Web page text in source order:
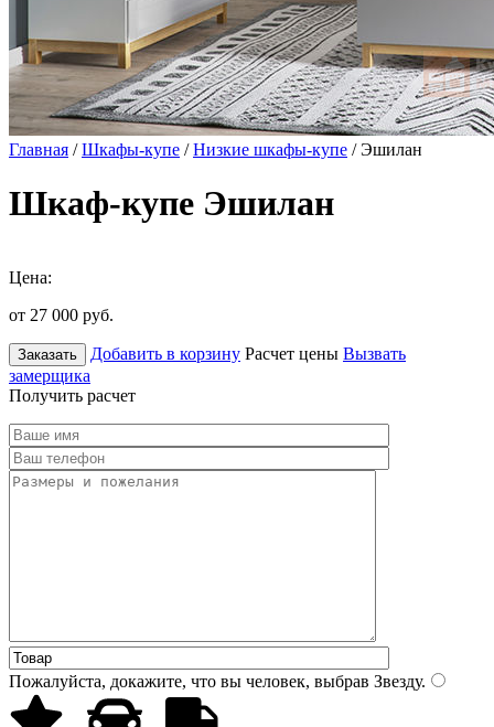
Главная /Шкафы-купе /Низкие шкафы-купе / Эшилан
Шкаф-купе Эшилан
Цена:
от 27 000 руб.
Заказать Добавить в корзину Расчет цены Вызвать
замерщика
Получить расчет
Пожалуйста, докажите, что вы человек, выбрав Звезду.